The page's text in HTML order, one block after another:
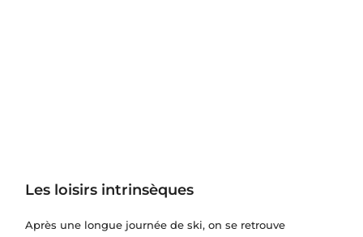
Les loisirs intrinsèques
Après une longue journée de ski, on se retrouve